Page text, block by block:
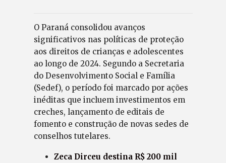
O Paraná consolidou avanços
significativos nas políticas de proteção
aos direitos de crianças e adolescentes
ao longo de 2024. Segundo a Secretaria
do Desenvolvimento Social e Família
(Sedef), o período foi marcado por ações
inéditas que incluem investimentos em
creches, lançamento de editais de
fomento e construção de novas sedes de
conselhos tutelares.
Zeca Dirceu destina R$ 200 mil